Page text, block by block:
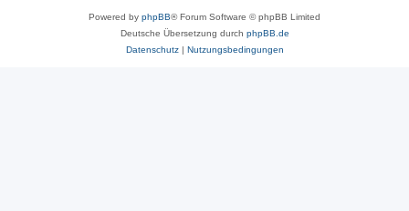
Powered by phpBB® Forum Software © phpBB Limited
Deutsche Übersetzung durch phpBB.de
Datenschutz| Nutzungsbedingungen